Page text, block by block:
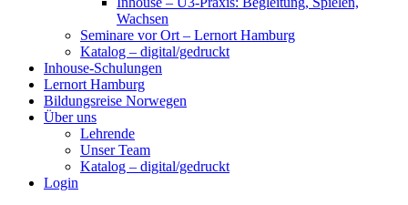
Wachsen
Seminare vor Ort – Lernort Hamburg
Katalog – digital/gedruckt
Inhouse-Schulungen
Lernort Hamburg
Bildungsreise Norwegen
Über uns
Lehrende
Unser Team
Katalog – digital/gedruckt
Login